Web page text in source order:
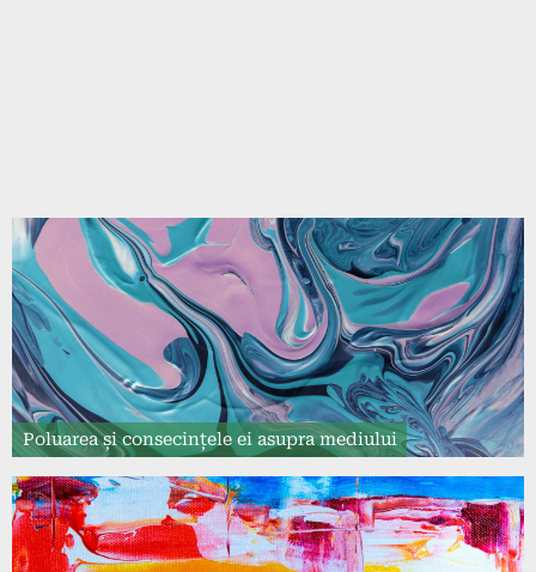
Poluarea și consecințele ei asupra mediului